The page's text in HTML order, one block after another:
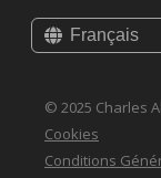
© 2025 Charles
Cookies
Conditions